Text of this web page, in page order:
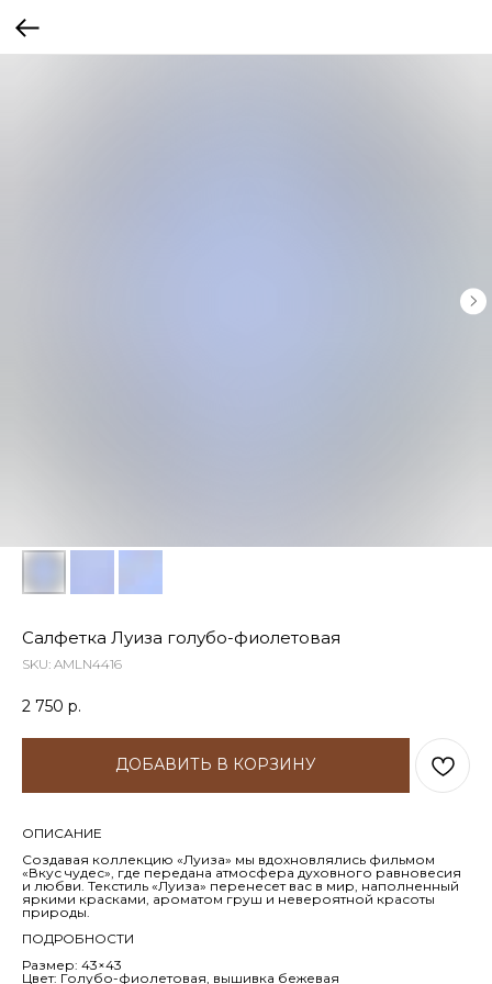
Салфетка Луиза голубо-фиолетовая
SKU: AMLN4416
2 750 р.
ДОБАВИТЬ В КОРЗИНУ
ОПИСАНИЕ
Создавая коллекцию «Луиза» мы вдохновлялись фильмом
«Вкус чудес», где передана атмосфера духовного равновесия
и любви. Текстиль «Луиза» перенесет вас в мир, наполненный
яркими красками, ароматом груш и невероятной красоты
природы.
ПОДРОБНОСТИ
Размер: 43×43
Цвет: Голубо-фиолетовая, вышивка бежевая